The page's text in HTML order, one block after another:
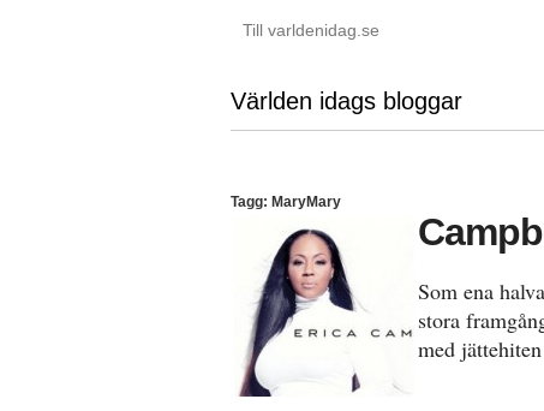
Till varldenidag.se
Världen idags bloggar
Tagg: MaryMary
Som ena
stora
med